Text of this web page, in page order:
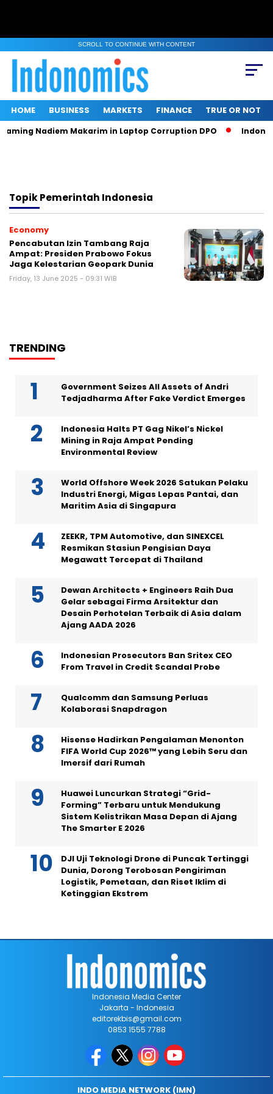
SCROLL TO CONTINUE WITH CONTENT
HOME BUSINESS MARKETS FINANCE TRUE OR NOT
Nadiem Makarim in Laptop Corruption DPO
TopikPemerintah Indonesia
Economy
Pencabutan Izin Tambang Raja
Ampat: Presiden Prabowo Fokus
Jaga Kelestarian Geopark Dunia
Friday, 13 June 2025 - 09:31 WIB
TRENDING
Government Seizes All Assets of Andri
Tedjadharma After Fake Verdict Emerges
Indonesia Halts PT Gag Nikel’s Nickel
Mining in Raja Ampat Pending
Environmental Review
World Offshore Week 2026 Satukan Pelaku
Industri Energi, Migas Lepas Pantai, dan
Maritim Asia di Singapura
ZEEKR, TPM Automotive, dan SINEXCEL
Resmikan Stasiun Pengisian Daya
Megawatt Tercepat di Thailand
Dewan Architects + Engineers Raih Dua
Gelar sebagai Firma Arsitektur dan
Desain Perhotelan Terbaik di Asia dalam
Ajang AADA 2026
Indonesian Prosecutors Ban Sritex CEO
From Travel in Credit Scandal Probe
Qualcomm dan Samsung Perluas
Kolaborasi Snapdragon
Hisense Hadirkan Pengalaman Menonton
FIFA World Cup 2026™ yang Lebih Seru dan
Imersif dari Rumah
Huawei Luncurkan Strategi “Grid-
Forming” Terbaru untuk Mendukung
Sistem Kelistrikan Masa Depan di Ajang
The Smarter E 2026
DJI Uji Teknologi Drone di Puncak Tertinggi
Dunia, Dorong Terobosan Pengiriman
Logistik, Pemetaan, dan Riset Iklim di
Ketinggian Ekstrem
Indonesia Media Center
Jakarta - Indonesia
editorekbis@gmail.com
0853 1555 7788
INDO MEDIA NETWORK (IMN)